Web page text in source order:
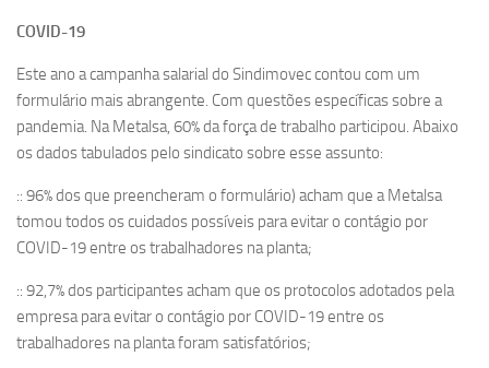
COVID-19
Este ano a campanha salarial do Sindimovec contou com um
formulário mais abrangente. Com questões específicas sobre a
pandemia. Na Metalsa, 60% da força de trabalho participou. Abaixo
os dados tabulados pelo sindicato sobre esse assunto:
:: 96% dos que preencheram o formulário) acham que a Metalsa
tomou todos os cuidados possíveis para evitar o contágio por
COVID-19 entre os trabalhadores na planta;
:: 92,7% dos participantes acham que os protocolos adotados pela
empresa para evitar o contágio por COVID-19 entre os
trabalhadores na planta foram satisfatórios;